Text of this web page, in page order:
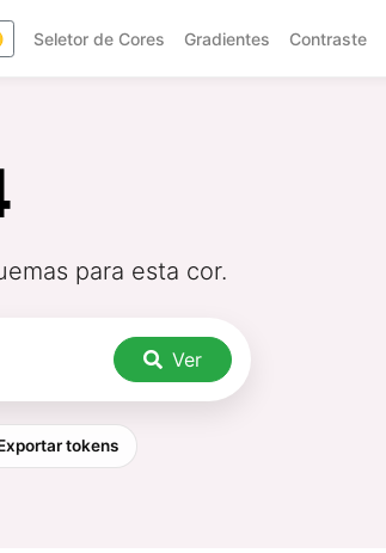
Seletor de Cores Gradientes Contraste
para esta cor.
Ver
tokens